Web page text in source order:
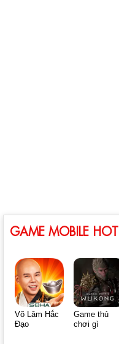
GAME MOBILE HOT
Võ Lâm Hắc
Đạo
Game thủ
chơi gì